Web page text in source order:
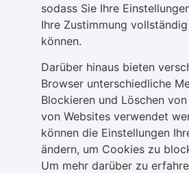
sodass Sie Ihre
Ihre Zustimmung
können.
Darüber hinaus bieten
Browser unterschiedliche
Blockieren und Löschen
von Websites verwendet
können die Einstellungen
ändern, um Cookies zu
Um mehr darüber zu